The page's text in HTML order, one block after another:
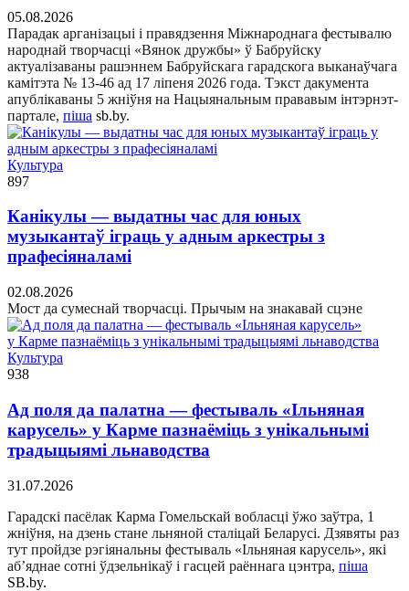
05.08.2026
Парадак арганізацыі і правядзення Міжнароднага фестывалю
народнай творчасці «Вянок дружбы» ў Бабруйску
актуалізаваны рашэннем Бабруйскага гарадскога выканаўчага
камітэта № 13-46 ад 17 ліпеня 2026 года. Тэкст дакумента
апублікаваны 5 жніўня на Нацыянальным прававым інтэрнэт-
партале, піша sb.by.
Культура
897
Канікулы — выдатны час для юных
музыкантаў іграць у адным аркестры з
прафесіяналамі
02.08.2026
Мост да сумеснай творчасці. Прычым на знакавай сцэне
Культура
938
Ад поля да палатна — фестываль «Ільняная
карусель» у Карме пазнаёміць з унікальнымі
традыцыямі льнаводства
31.07.2026
Гарадскі пасёлак Карма Гомельскай вобласці ўжо заўтра, 1
жніўня, на дзень стане льняной сталіцай Беларусі. Дзявяты раз
тут пройдзе рэгіянальны фестываль «Ільняная карусель», які
аб’яднае сотні ўдзельнікаў і гасцей раённага цэнтра, піша
SB.by.